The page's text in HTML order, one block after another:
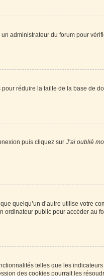
administrateur du forum pour
pour réduire la taille de la base de
puis cliquez sur J’ai oublié
quelqu’un d’autre utilise votre
ordinateur public pour accéder au
telles que les
des cookies pourrait les